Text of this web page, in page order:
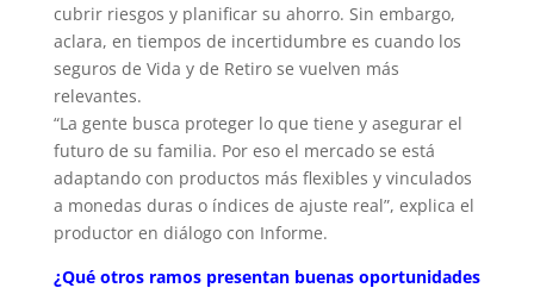
cubrir riesgos y planificar su ahorro. Sin embargo,
aclara, en tiempos de incertidumbre es cuando los
seguros de Vida y de Retiro se vuelven más
relevantes.
“La gente busca proteger lo que tiene y asegurar el
futuro de su familia. Por eso el mercado se está
adaptando con productos más flexibles y vinculados
a monedas duras o índices de ajuste real”, explica el
productor en diálogo con Informe.
¿Qué otros ramos presentan buenas oportunidades